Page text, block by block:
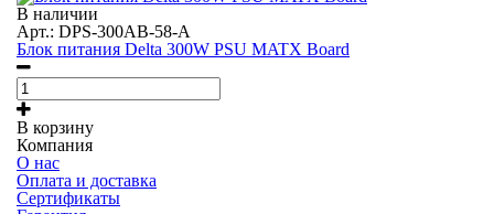
В наличии
Арт.: DPS-300AB-58-A
Блок питания Delta 300W PSU MATX Board
В корзину
Компания
О нас
Оплата и доставка
Сертификаты